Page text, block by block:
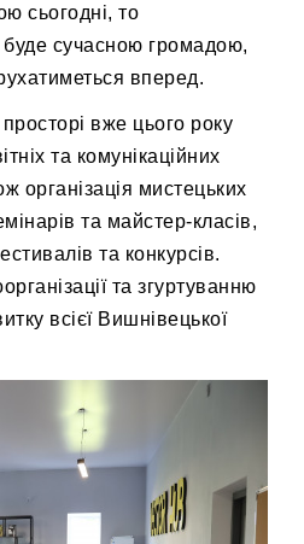
сьогодні, то
сучасною громадою,
вперед.
вже цього року
та комунікаційних
організація мистецьких
та майстер-класів,
та конкурсів.
та згуртуванню
всієї Вишнівецької